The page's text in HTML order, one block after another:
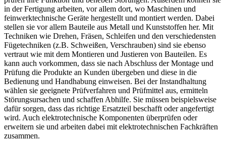
in der Fertigung arbeiten, vor allem dort, wo Maschinen und
feinwerktechnische Geräte hergestellt und montiert werden. Dabei
stellen sie vor allem Bauteile aus Metall und Kunststoffen her. Mit
Techniken wie Drehen, Fräsen, Schleifen und den verschiedensten
Fügetechniken (z.B. Schweißen, Verschrauben) sind sie ebenso
vertraut wie mit dem Montieren und Justieren von Bauteilen. Es
kann auch vorkommen, dass sie nach Abschluss der Montage und
Prüfung die Produkte an Kunden übergeben und diese in die
Bedienung und Handhabung einweisen. Bei der Instandhaltung
wählen sie geeignete Prüfverfahren und Prüfmittel aus, ermitteln
Störungsursachen und schaffen Abhilfe. Sie müssen beispielsweise
dafür sorgen, dass das richtige Ersatzteil beschafft oder angefertigt
wird. Auch elektrotechnische Komponenten überprüfen oder
erweitern sie und arbeiten dabei mit elektrotechnischen Fachkräften
zusammen.